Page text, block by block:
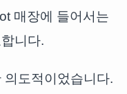
매장에 들어서는
니다.
의도적이었습니다.